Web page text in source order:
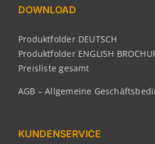
DOWNLOAD
Produktfolder DEUTSCH
Produktfolder ENGLISH
Preisliste gesamt
AGB – Allgemeine
KUNDENSERVICE